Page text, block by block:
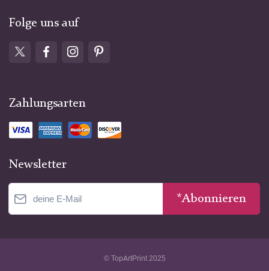
Folge uns auf
Zahlungsarten
Newsletter
*Abonnieren
© TopArtPrint 2025